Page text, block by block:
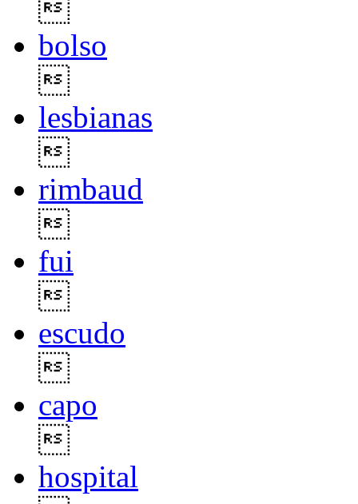
bolso
lesbianas
rimbaud
fui
escudo
capo
hospital